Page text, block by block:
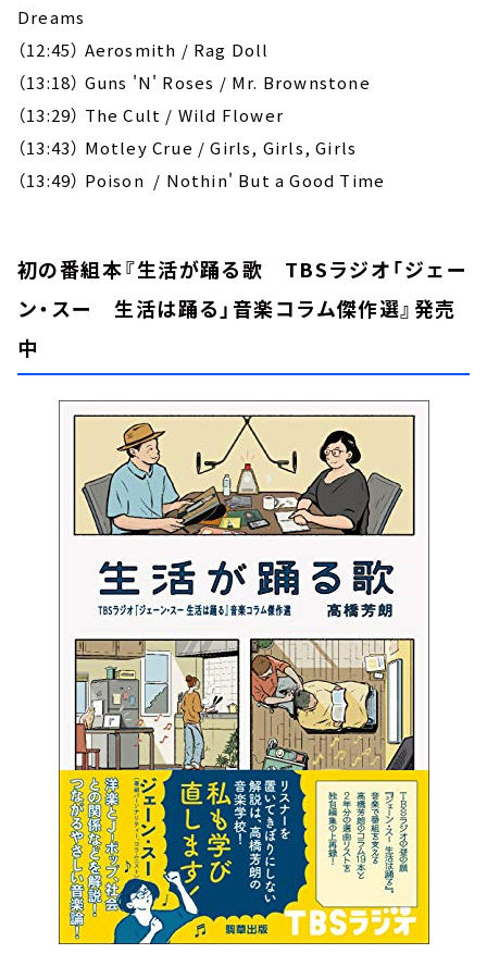
Dreams
（12:45） Aerosmith / Rag Doll
（13:18） Guns 'N' Roses / Mr. Brownstone
（13:29） The Cult / Wild Flower
（13:43） Motley Crue / Girls, Girls, Girls
（13:49） Poison / Nothin' But a Good Time
初の番組本『生活が踊る歌 TBSラジオ「ジェー
ン・スー 生活は踊る」音楽コラム傑作選』発売
中